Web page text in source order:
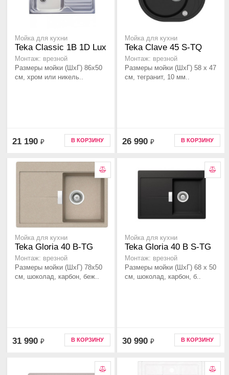
Мойка для кухни
Teka Classic 1B 1D Lux
Монтаж: врезной
Размеры мойки (ШхГ) 86х50
см, хром или никель..
21 190 ₽ В КОРЗИНУ
Мойка для кухни
Teka Clave 45 S-TQ
Монтаж: врезной
Размеры мойки (ШхГ) 58 х 47
см, тегранит, 10 мм..
26 990 ₽ В КОРЗИНУ
Мойка для кухни
Teka Gloria 40 B-TG
Монтаж: врезной
Размеры мойки (ШхГ) 78х50
см, шоколад, карбон, беж..
31 990 ₽ В КОРЗИНУ
Мойка для кухни
Teka Gloria 40 B S-TG
Монтаж: врезной
Размеры мойки (ШхГ) 68 х 50
см, шоколад, карбон, б..
30 990 ₽ В КОРЗИНУ